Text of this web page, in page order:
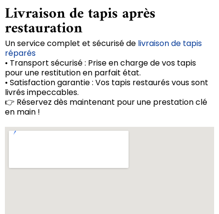
Livraison de tapis après
restauration
Un service complet et sécurisé de livraison de tapis
réparés
• Transport sécurisé : Prise en charge de vos tapis
pour une restitution en parfait état.
• Satisfaction garantie : Vos tapis restaurés vous sont
livrés impeccables.
👉 Réservez dès maintenant pour une prestation clé
en main !